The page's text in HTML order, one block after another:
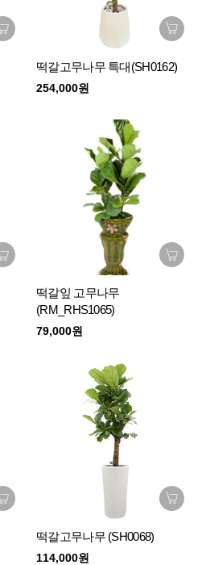
떡갈고무나무 특대(SH0162)
254,000원
떡갈잎 고무나무
(RM_RHS1065)
79,000원
떡갈고무나무 (SH0068)
114,000원